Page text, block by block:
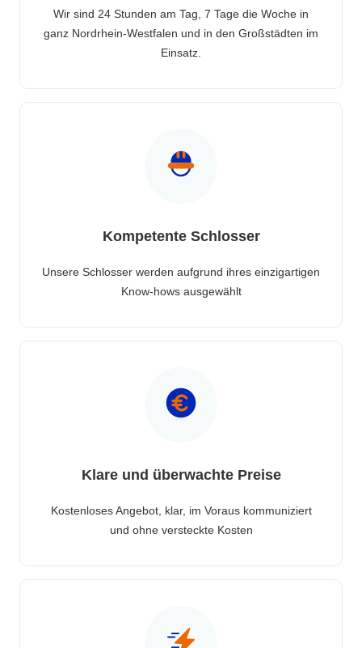
Wir sind 24 Stunden am Tag, 7 Tage die Woche in
ganz Nordrhein-Westfalen und in den Großstädten im
Einsatz.
Kompetente Schlosser
Unsere Schlosser werden aufgrund ihres einzigartigen
Know-hows ausgewählt
Klare und überwachte Preise
Kostenloses Angebot, klar, im Voraus kommuniziert
und ohne versteckte Kosten